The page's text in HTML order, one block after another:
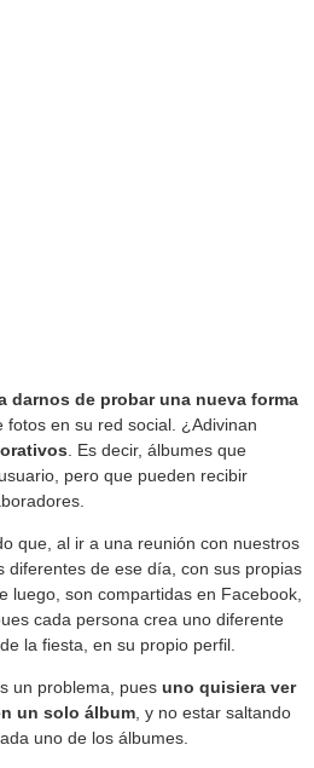
darnos de probar una nueva forma
fotos en su red social. ¿Adivinan
. Es decir, álbumes que
pero que pueden recibir
que, al ir a una reunión con nuestros
diferentes de ese día, con sus propias
luego, son compartidas en Facebook,
cada persona crea uno diferente
la fiesta, en su propio perfil.
un problema, pues uno quisiera ver
un solo álbum, y no estar saltando
uno de los álbumes.